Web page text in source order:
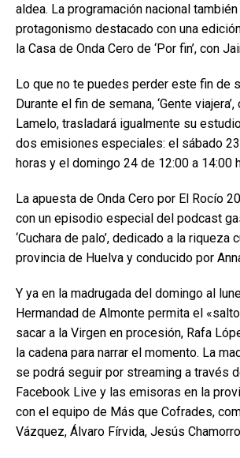
aldea. La programación nacional
protagonismo destacado con una
la Casa de Onda Cero de ‘Por fin’, con
Lo que no te puedes perder este fin de
Durante el fin de semana, ‘Gente
Lamelo, trasladará igualmente su
dos emisiones especiales: el sábado
horas y el domingo 24 de 12:00 a 14:00
La apuesta de Onda Cero por El Rocío
con un episodio especial del podcast
‘Cuchara de palo’, dedicado a la riqueza
provincia de Huelva y conducido por
Y ya en la madrugada del domingo al
Hermandad de Almonte permita el
sacar a la Virgen en procesión, Rafa
la cadena para narrar el momento. La
se podrá seguir por streaming a través
Facebook Live y las emisoras en la
con el equipo de Más que Cofrades,
Vázquez, Álvaro Fírvida, Jesús